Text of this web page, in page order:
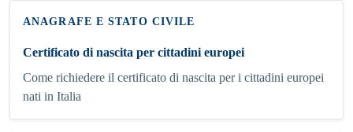
ANAGRAFE E STATO CIVILE
Certificato di nascita per cittadini europei
Come richiedere il certificato di nascita per i cittadini europei
nati in Italia